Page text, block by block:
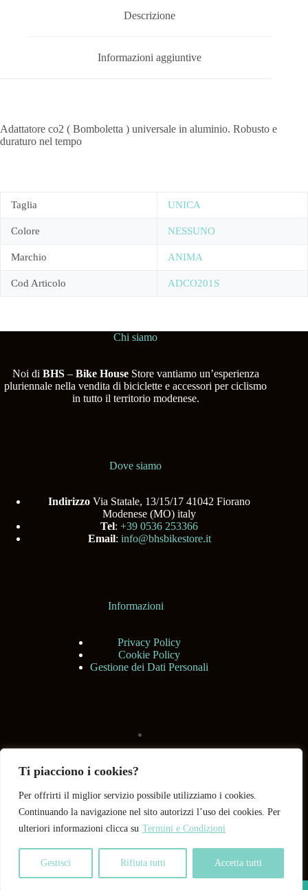
Ti piacciono i cookies?
Per offrirti il miglior servizio possibile utilizziamo i cookies.
Continuando la navigazione nel sito autorizzi l’uso dei cookies. Per
ulteriori informazioni clicca su Termini e Condizioni
Gestisci Rifiuta tutti Accetta tutti
Descrizione
Informazioni aggiuntive
Adattatore co2 ( Bomboletta ) universale in aluminio. Robusto e
duraturo nel tempo
Taglia UNICA
Colore NESSUNO
Marchio ANIMA
Cod Articolo ADCO201S
Chi siamo
Noi di BHS– Bike HouseStore vantiamo un’esperienza
pluriennale nella vendita di biciclette e accessori per ciclismo
in tutto il territorio modenese.
Dove siamo
Indirizzo Via Statale, 13/15/17 41042 Fiorano
Modenese (MO) italy
Tel:+39 0536 253366
Email: info@bhsbikestore.it
Informazioni
Privacy Policy
Cookie Policy
Gestione dei Dati Personali